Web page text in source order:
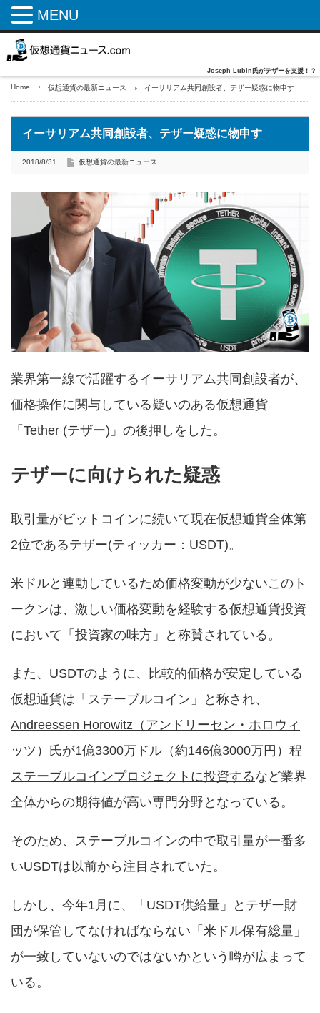
Joseph Lubin氏がテザーを支援！？
Home 仮想通貨の最新ニュース イーサリアム共同創設者、テザー疑惑に物申す
イーサリアム共同創設者、テザー疑惑に物申す
2018/8/31 仮想通貨の最新ニュース
業界第一線で活躍するイーサリアム共同創設者が、
価格操作に関与している疑いのある仮想通貨
「Tether (テザー)」の後押しをした。
テザーに向けられた疑惑
取引量がビットコインに続いて現在仮想通貨全体第
2位であるテザー(ティッカー：USDT)。
米ドルと連動しているため価格変動が少ないこのト
ークンは、激しい価格変動を経験する仮想通貨投資
において「投資家の味方」と称賛されている。
また、USDTのように、比較的価格が安定している
仮想通貨は「ステーブルコイン」と称され、
Andreessen Horowitz（アンドリーセン・ホロウィ
ッツ）氏が1億3300万ドル（約146億3000万円）程
ステーブルコインプロジェクトに投資するなど業界
全体からの期待値が高い専門分野となっている。
そのため、ステーブルコインの中で取引量が一番多
いUSDTは以前から注目されていた。
しかし、今年1月に、「USDT供給量」とテザー財
団が保管してなければならない「米ドル保有総量」
が一致していないのではないかという噂が広まって
いる。
MENU